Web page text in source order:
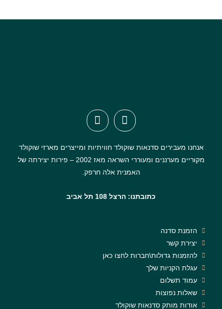
אנחנו מעבירים סדנאות שוקולד חוויתיות ומייצרים מארזי שוקולד
מקוריים מערננים ומעוררי השראה מאז 2002 – פירות יצירתה של
האמנית אלה חרפק.
כתובתנו: הרצל 108 תל אביב
הזמנת סדנה
יצירת קשר
להזמנות גדולות\חברות לחצו כאן
עגלת הקניות שלך
עמוד תשלום
שאלות נפוצות
אודות מותק סדנאות שוקולד